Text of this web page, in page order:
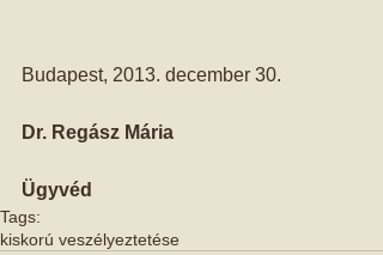
Budapest, 2013. december 30.
Dr. Regász Mária
Ügyvéd
Tags:
kiskorú veszélyeztetése